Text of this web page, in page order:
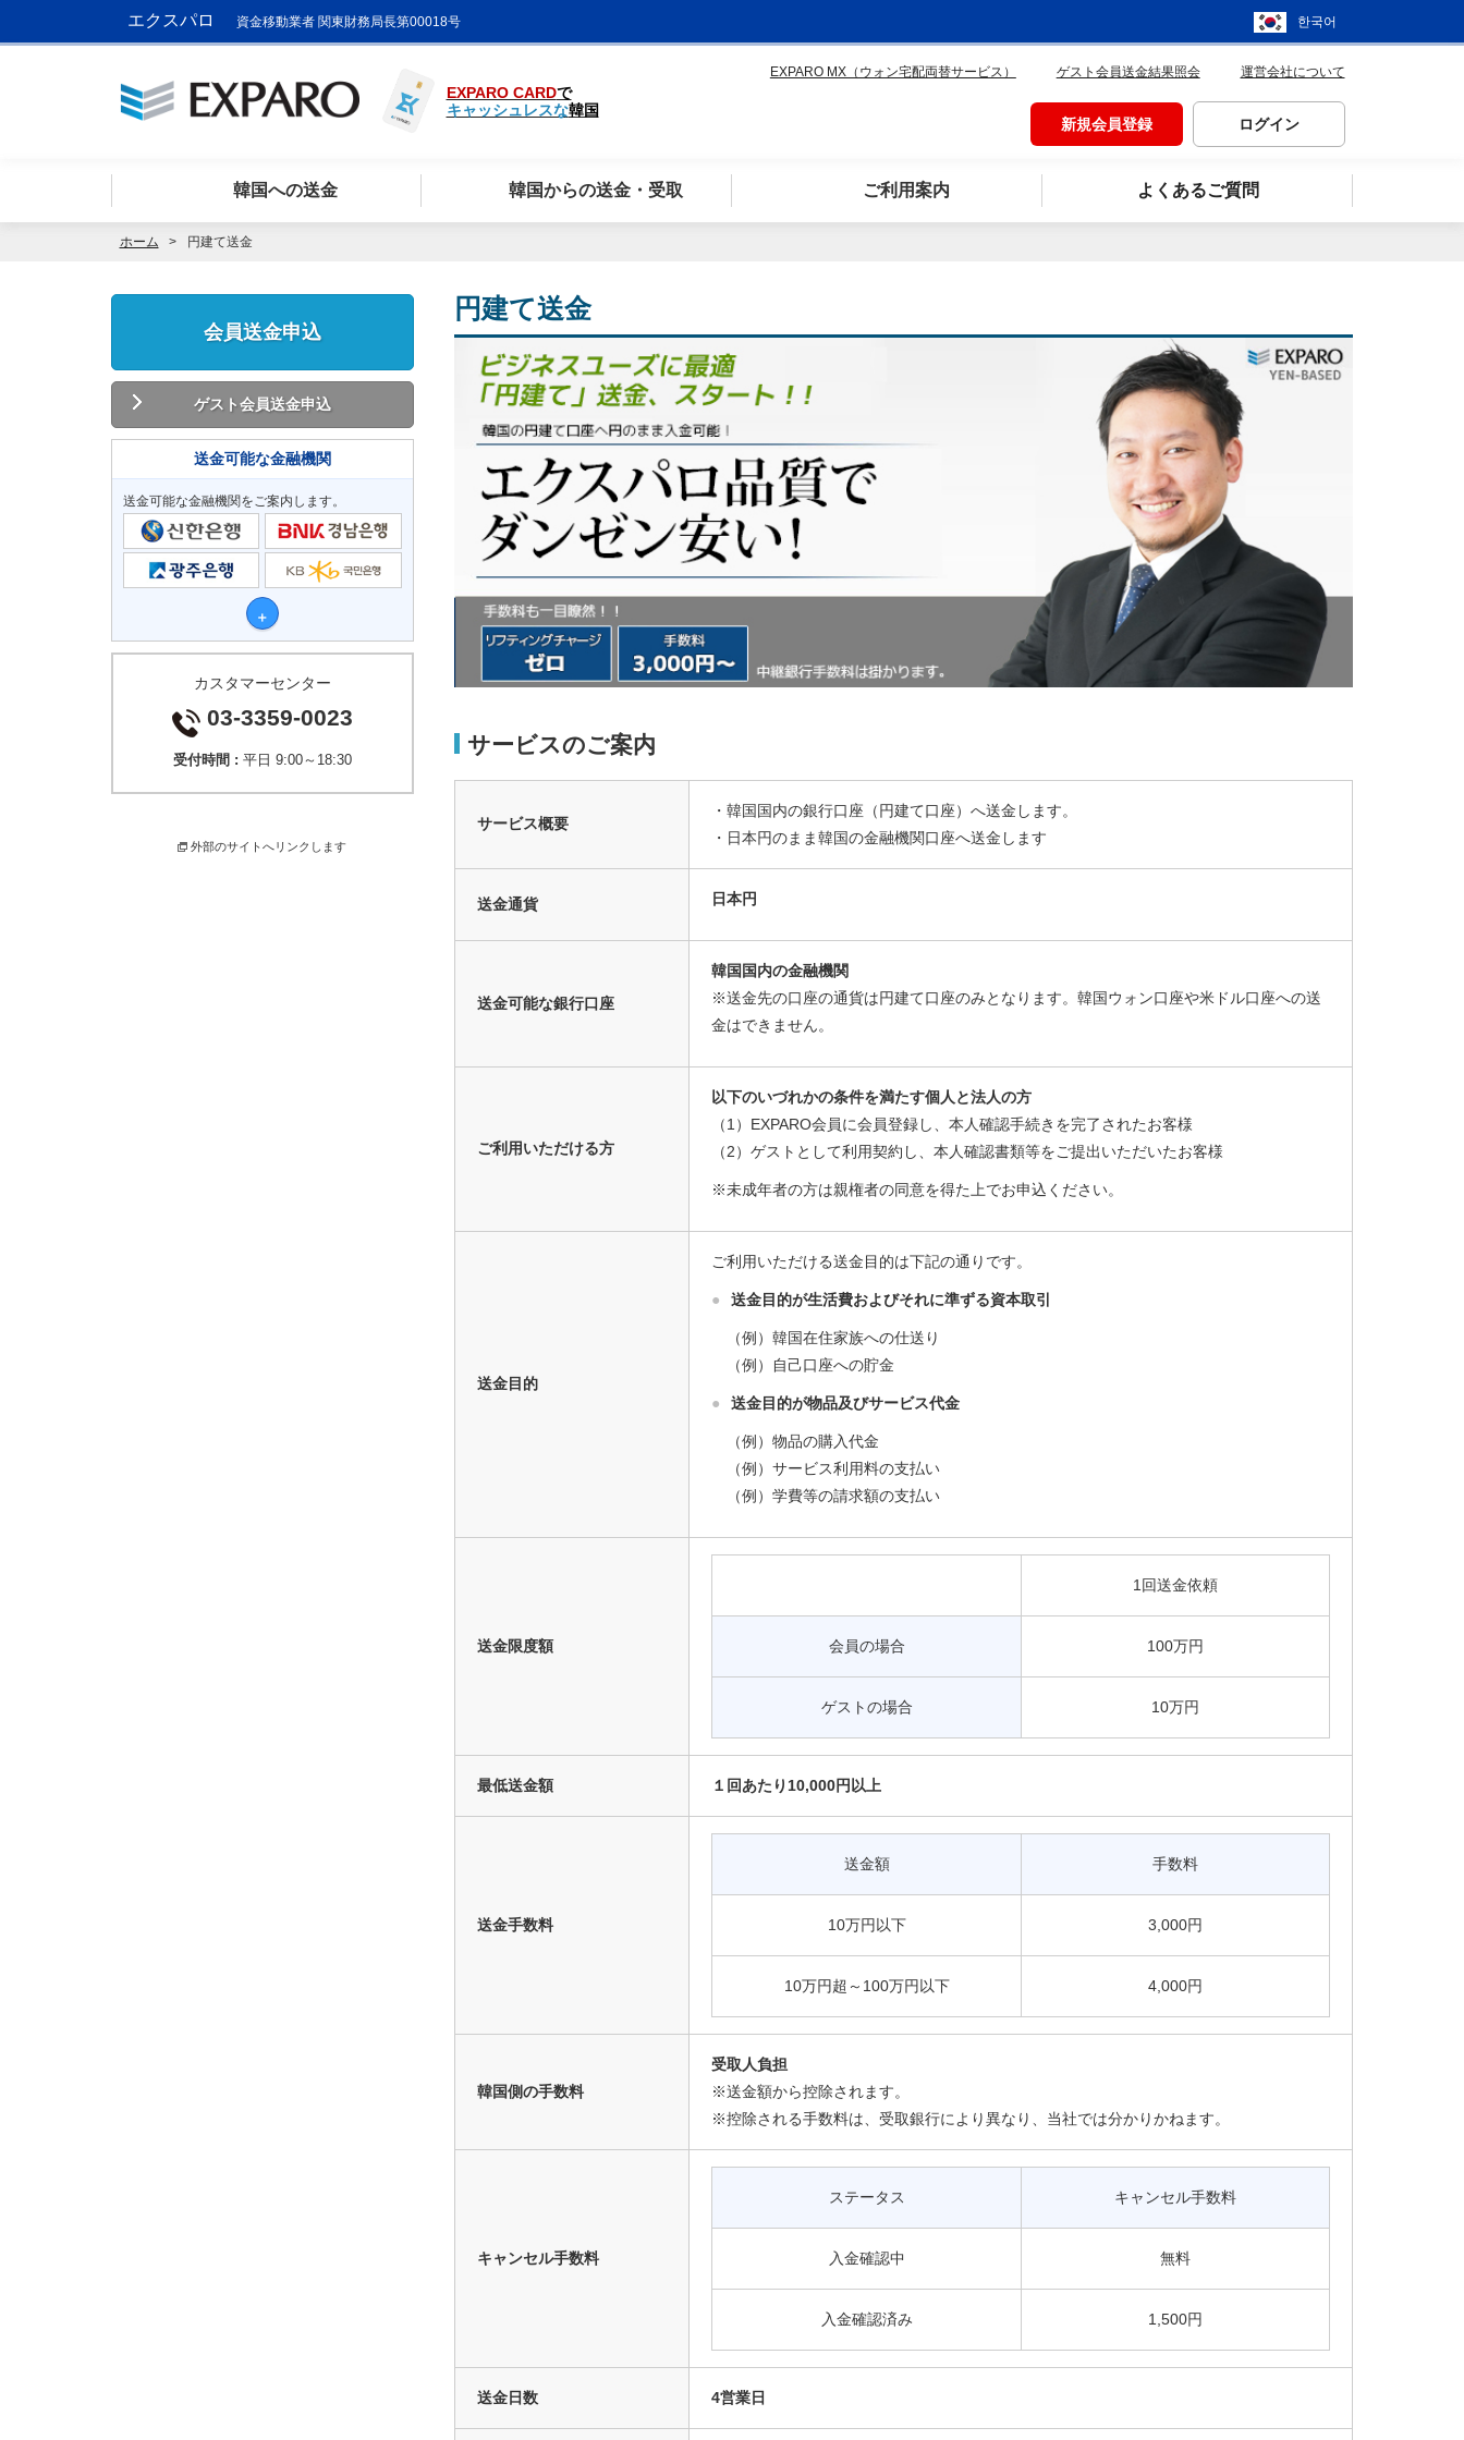
エクスパロ 資金移動業者 関東財務局長第00018号 한국어
EXPARO CARDで
キャッシュレスな韓国
EXPARO MX（ウォン宅配両替サービス） ゲスト会員送金結果照会 運営会社について
新規会員登録 ログイン
韓国への送金 韓国からの送金・受取 ご利用案内 よくあるご質問
ホーム 円建て送金
円建て送金
サービスのご案内
サービス概要
・韓国国内の銀行口座（円建て口座）へ送金します。
・日本円のまま韓国の金融機関口座へ送金します
送金通貨 日本円
送金可能な銀行口座
韓国国内の金融機関
※送金先の口座の通貨は円建て口座のみとなります。韓国ウォン口座や米ドル口座への送
金はできません。
ご利用いただける方
以下のいづれかの条件を満たす個人と法人の方
（1）EXPARO会員に会員登録し、本人確認手続きを完了されたお客様
（2）ゲストとして利用契約し、本人確認書類等をご提出いただいたお客様
※未成年者の方は親権者の同意を得た上でお申込ください。
送金目的
ご利用いただける送金目的は下記の通りです。
● 送金目的が生活費およびそれに準ずる資本取引
（例）韓国在住家族への仕送り
（例）自己口座への貯金
● 送金目的が物品及びサービス代金
（例）物品の購入代金
（例）サービス利用料の支払い
（例）学費等の請求額の支払い
送金限度額
1回送金依頼
会員の場合 100万円
ゲストの場合 10万円
最低送金額 １回あたり10,000円以上
送金手数料
送金額 手数料
10万円以下 3,000円
10万円超～100万円以下 4,000円
韓国側の手数料
受取人負担
※送金額から控除されます。
※控除される手数料は、受取銀行により異なり、当社では分かりかねます。
キャンセル手数料
ステータス キャンセル手数料
入金確認中 無料
入金確認済み 1,500円
送金日数 4営業日
会員送金申込
ゲスト会員送金申込
送金可能な金融機関
送金可能な金融機関をご案内します。
カスタマーセンター
03-3359-0023
受付時間 : 平日 9:00～18:30
外部のサイトへリンクします